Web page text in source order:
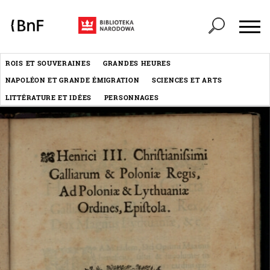
Menu
éditorial
ROIS ET SOUVERAINES
GRANDES HEURES
NAPOLÉON ET GRANDE ÉMIGRATION
SCIENCES ET ARTS
LITTÉRATURE ET IDÉES
PERSONNAGES